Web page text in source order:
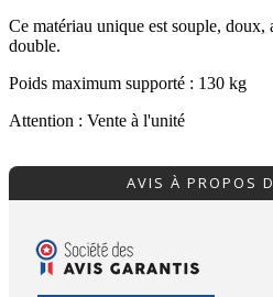
Ce matériau unique est souple, doux,
double.
Poids maximum supporté : 130 kg
Attention : Vente à l'unité
AVIS À PROPOS